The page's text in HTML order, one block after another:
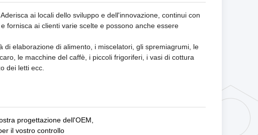
ai locali dello sviluppo e dell'innovazione, continui con
fornisca ai clienti varie scelte e possono anche essere
elaborazione di alimento, i miscelatori, gli spremiagrumi, le
le macchine del caffè, i piccoli frigoriferi, i vasi di cottura
dei letti ecc.
progettazione dell'OEM,
il vostro controllo